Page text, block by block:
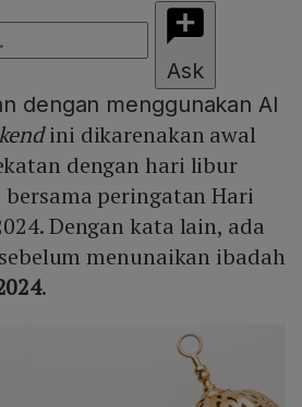
Ask
dengan menggunakan AI
ini dikarenakan awal
dengan hari libur
peringatan Hari
Dengan kata lain, ada
menunaikan ibadah
.